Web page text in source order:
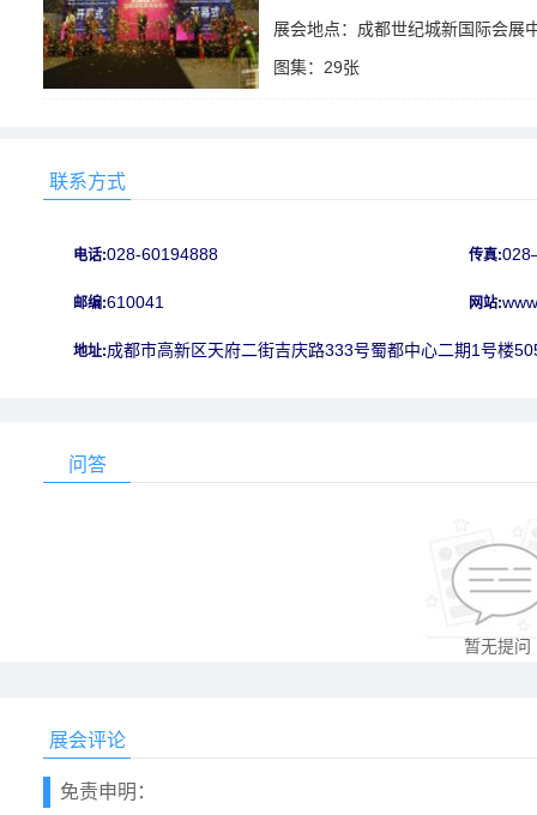
展会地点：成都世纪城新国际会展
图集：29张
联系方式
电话:028-60194888 传真:
邮编:610041 网站:
地址:成都市高新区天府二街吉庆路333号蜀都中心二期1号楼
问答
暂无提问
展会评论
免责申明：